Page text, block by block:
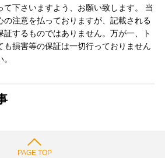
て下さいますよう、お願い致します。 当
の注意を払っておりますが、記載される
するものではありません。万が一、ト
も損害等の保証は一切行っておりません
PAGE TOP